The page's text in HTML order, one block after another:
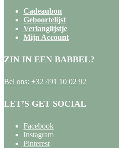
Cadeaubon
Geboortelijst
Verlanglijstje
Mijn Account
ZIN IN EEN BABBEL?
Bel ons: +32 491 10 02 92
LET’S GET SOCIAL
Facebook
Instagram
Pinterest